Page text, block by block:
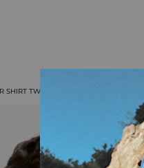
SHIRT TWILL VULCAN